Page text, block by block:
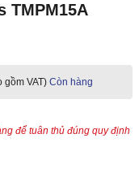
TMPM15A
gồm VAT) Còn hàng
để tuân thủ đúng quy định